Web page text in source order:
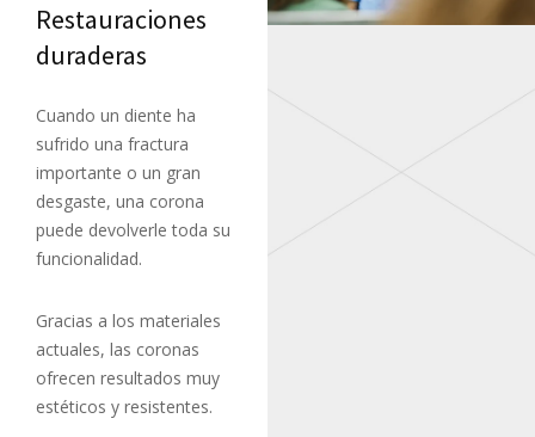
Restauraciones
duraderas
Cuando un diente ha
sufrido una fractura
importante o un gran
desgaste, una corona
puede devolverle toda su
funcionalidad.
Gracias a los materiales
actuales, las coronas
ofrecen resultados muy
estéticos y resistentes.